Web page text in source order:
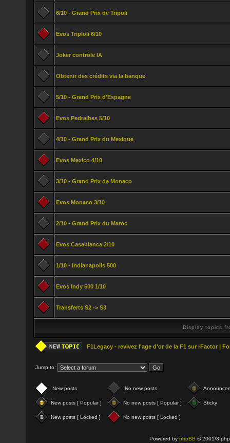
6/10 - Grand Prix de Tripoli
Evos Triploli 6/10
Joker contrôle IA
Obtenir des crédits via la banque
5/10 - Grand Prix d'Espagne
Evos Pedralbes 5/10
4/10 - Grand Prix du Mexique
Evos Mexico 4/10
3/10 - Grand Prix de Monaco
Evos Monaco 3/10
2/10 - Grand Prix du Maroc
Evos Casablanca 2/10
1/10 - Indianapolis 500
Evos Indy 500 1/10
Transferts S2 -> S3
Display topics
F1Legacy - revivez l'age d'or de la F1 sur rFactor |
Jump to:
New posts No new posts
New posts [ Popular ] No new posts [ Popular ] Sticky
New posts [ Locked ] No new posts [ Locked ]
Powered by phpBB © 2001/3